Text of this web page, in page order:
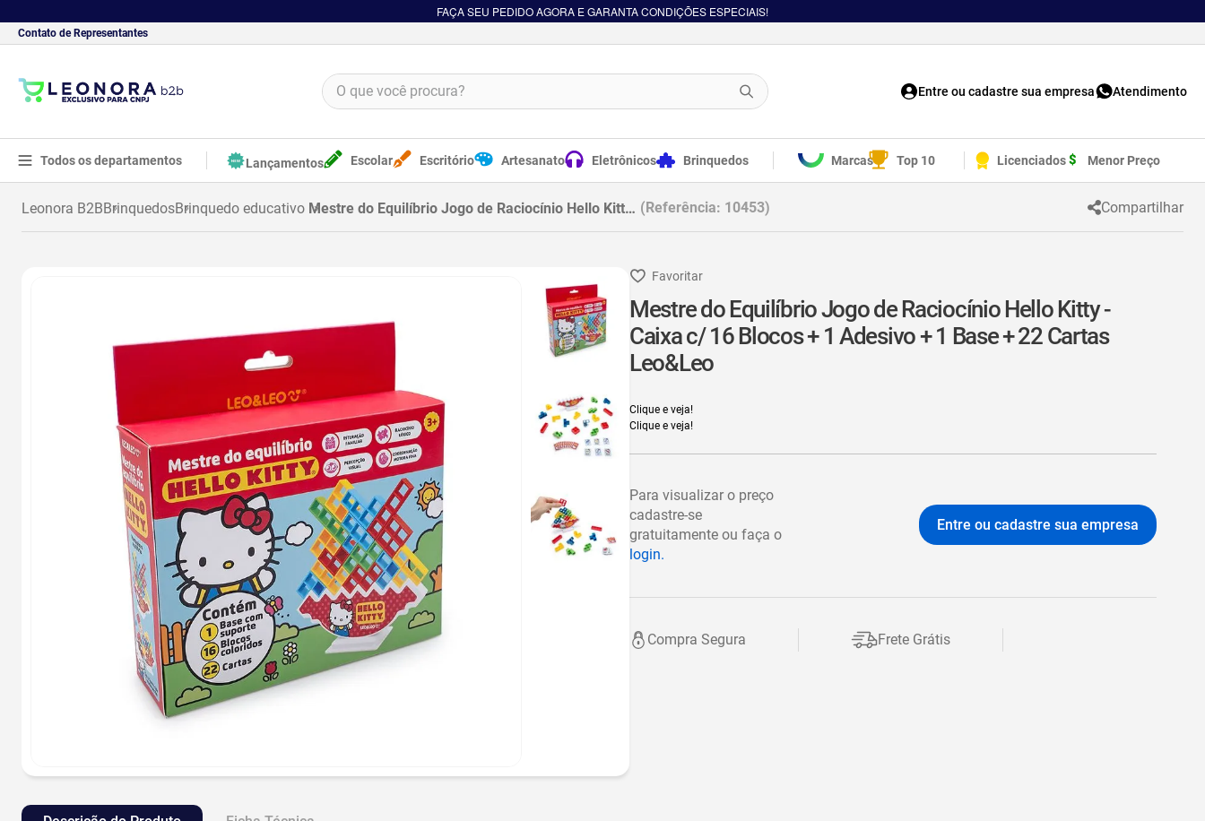
FAÇA SEU PEDIDO AGORA E GARANTA CONDIÇÕES ESPECIAIS!
Contato de Representantes
O que você procura?
Entre ou cadastre sua empresa Atendimento
Todos os departamentos Lançamentos Escolar Escritório Artesanato Eletrônicos Brinquedos Marcas Top 10 Licenciados Menor Preço
BrinquedosBrinquedo educativo Mestre do Equilíbrio Jogo de Raciocínio Hello Kitty - Caixa c/ 16 Blocos + 1 Adesivo + 1 Base + 22 Cartas Leo&Leo Referência: 10453 Compartilhar
Mestre do Equilíbrio Jogo de Raciocínio Hello Kitty -
Caixa c/ 16 Blocos + 1 Adesivo + 1 Base + 22 Cartas
Leo&Leo
Clique e veja!
Clique e veja!
Para visualizar o preço
cadastre-se
gratuitamente ou faça o
login.
Entre ou cadastre sua empresa
Compra Segura Frete Grátis
borracha
2º
apontador
3º
bloco adesivo